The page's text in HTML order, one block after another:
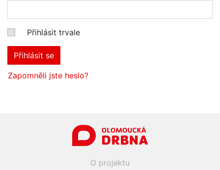
Přihlásit trvale
Přihlásit se
Zapomněli jste heslo?
O projektu